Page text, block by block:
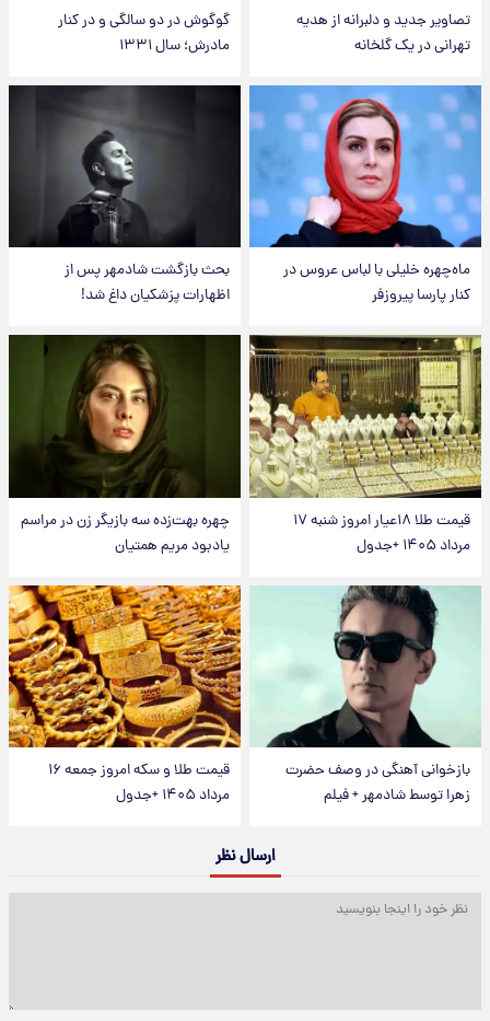
تصاویر جدید و دلبرانه از هدیه
تهرانی در یک گلخانه
گوگوش در دو سالگی و در کنار
مادرش؛ سال ۱۳۳۱
ماه‌چهره خلیلی با لباس عروس در
کنار پارسا پیروزفر
بحث بازگشت شادمهر پس از
اظهارات پزشکیان داغ شد!
قیمت طلا ۱۸عیار امروز شنبه ۱۷
مرداد ۱۴۰۵ +جدول
چهره بهت‌زده سه بازیگر زن در مراسم
یادبود مریم همتیان
بازخوانی آهنگی در وصف حضرت
زهرا توسط شادمهر + فیلم
قیمت طلا و سکه امروز جمعه ۱۶
مرداد ۱۴۰۵ +جدول
ارسال نظر